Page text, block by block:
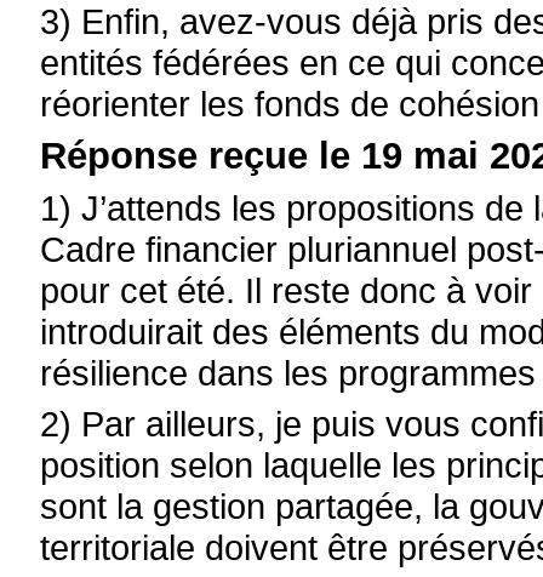
3) Enfin, avez-vous déjà pris
entités fédérées en ce qui
réorienter les fonds de
Réponse reçue le 19 mai
1) J’attends les propositions
Cadre financier pluriannuel
pour cet été. Il reste donc à
introduirait des éléments du
résilience dans les
2) Par ailleurs, je puis vous
position selon laquelle les
sont la gestion partagée, la
territoriale doivent être